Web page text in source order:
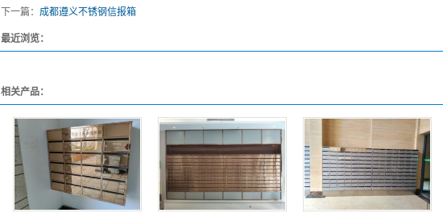
下一篇： 成都遵义不锈钢信报箱
最近浏览：
相关产品：